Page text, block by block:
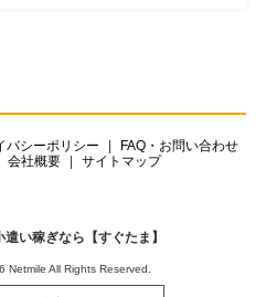
バシーポリシー
FAQ・お問い合わせ
会社概要 サイトマップ
い稼ぎなら【すぐたま】
Netmile All Rights Reserved.